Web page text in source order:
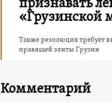
признавать
«Грузинской
Также резолюция требует
правящей элиты Грузии
Комментарий